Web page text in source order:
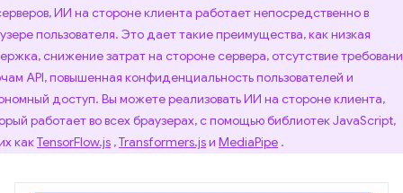
ИИ на стороне клиента работает непосредственно в
пользователя. Это дает такие преимущества, как низкая
снижение затрат на стороне сервера, отсутствие
API, повышенная конфиденциальность пользователей и
доступ. Вы можете реализовать ИИ на стороне клиента,
работает во всех браузерах, с помощью библиотек JavaScript,
какTensorFlow.js ,Transformers.jsи MediaPipe .